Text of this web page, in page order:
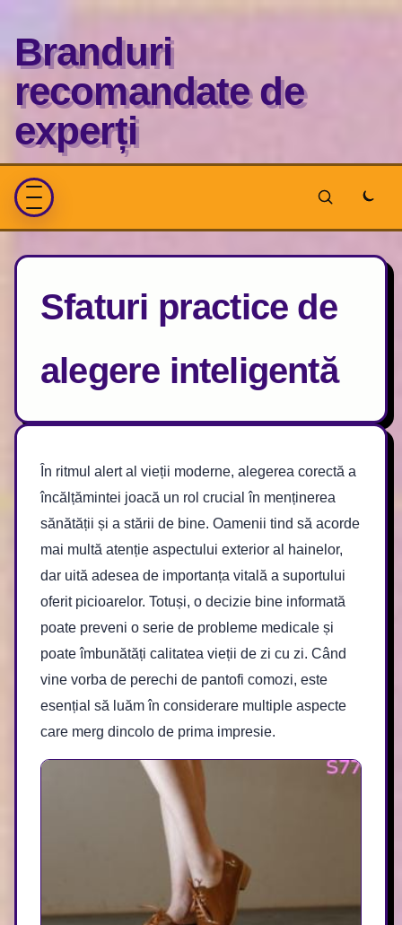
Branduri
recomandate de
experți
Sfaturi practice de
alegere inteligentă
În ritmul alert al vieții moderne, alegerea corectă a
încălțămintei joacă un rol crucial în menținerea
sănătății și a stării de bine. Oamenii tind să acorde
mai multă atenție aspectului exterior al hainelor,
dar uită adesea de importanța vitală a suportului
oferit picioarelor. Totuși, o decizie bine informată
poate preveni o serie de probleme medicale și
poate îmbunătăți calitatea vieții de zi cu zi. Când
vine vorba de perechi de pantofi comozi, este
esențial să luăm în considerare multiple aspecte
care merg dincolo de prima impresie.